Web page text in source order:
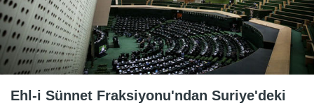
Ehl-i Sünnet Fraksiyonu'ndan Suriye'deki